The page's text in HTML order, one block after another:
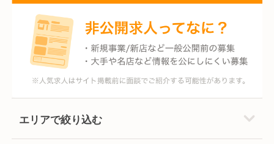
エリアで絞り込む